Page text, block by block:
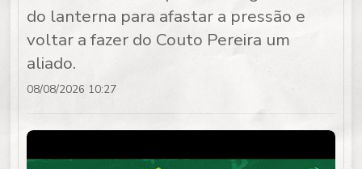
do lanterna para afastar a pressão e
voltar a fazer do Couto Pereira um
aliado.
08/08/2026 10:27